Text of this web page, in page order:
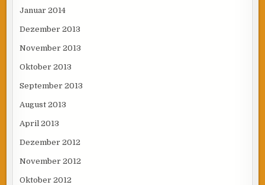
Januar 2014
Dezember 2013
November 2013
Oktober 2013
September 2013
August 2013
April 2013
Dezember 2012
November 2012
Oktober 2012